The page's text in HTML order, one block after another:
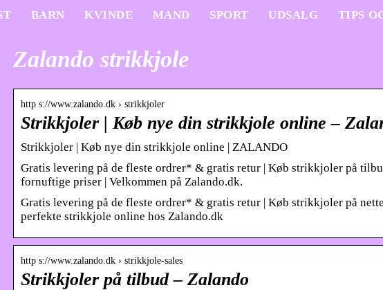
BARN KVINDE MAND SPORT UDSALG TIPS
Zalando strikkjole
http s://www.zalando.dk › strikkjoler
Strikkjoler | Køb nye din strikkjole online –
Strikkjoler | Køb nye din strikkjole online | ZALANDO
Gratis levering på de fleste ordrer* & gratis retur | Køb strikkjoler på
fornuftige priser | Velkommen på Zalando.dk.
Gratis levering på de fleste ordrer* & gratis retur | Køb strikkjoler på
perfekte strikkjole online hos Zalando.dk
http s://www.zalando.dk › strikkjole-sales
Strikkjoler på tilbud – Zalando